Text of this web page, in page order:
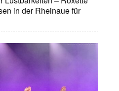
in der Rheinaue für